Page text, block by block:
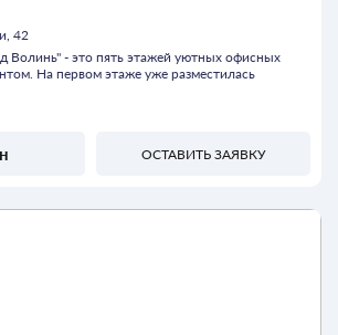
42
Волинь" - это пять этажей уютных офисных
На первом этаже уже разместилась
ОСТАВИТЬ ЗАЯВКУ